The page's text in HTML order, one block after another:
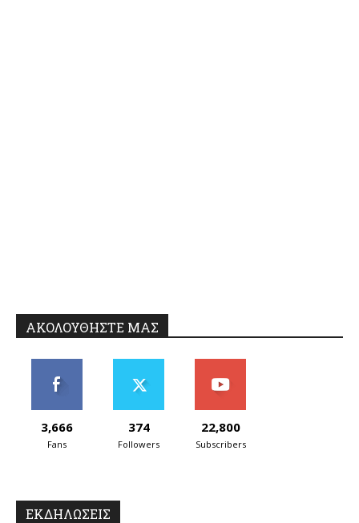
ΑΚΟΛΟΥΘΗΣΤΕ ΜΑΣ
3,666
Fans
374
Followers
22,800
Subscribers
ΕΚΔΗΛΩΣΕΙΣ